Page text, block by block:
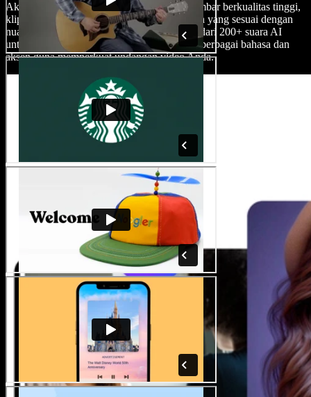
Akses perpustakaan stok yang luas berisi gambar berkualitas tinggi,
klip video, dan musik latar, lalu pilih rekaman yang sesuai dengan
nuansa acara Anda. Anda juga bisa memilih dari 200+ suara AI
untuk membuat pengisi suara realistis dalam berbagai bahasa dan
aksen guna memperkuat undangan video Anda.